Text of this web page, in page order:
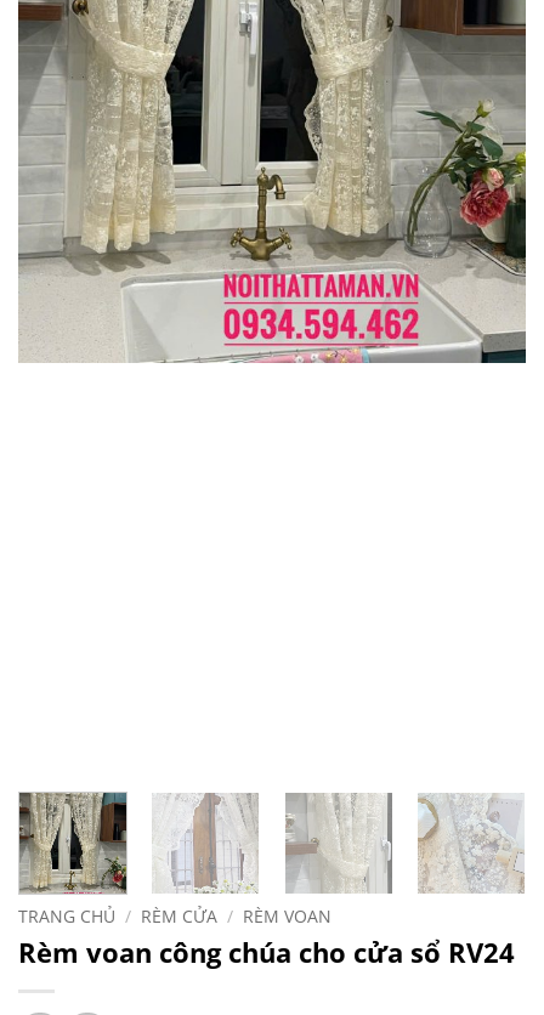
TRANG CHỦ / RÈM CỬA / RÈM VOAN
Rèm voan công chúa cho cửa sổ RV24